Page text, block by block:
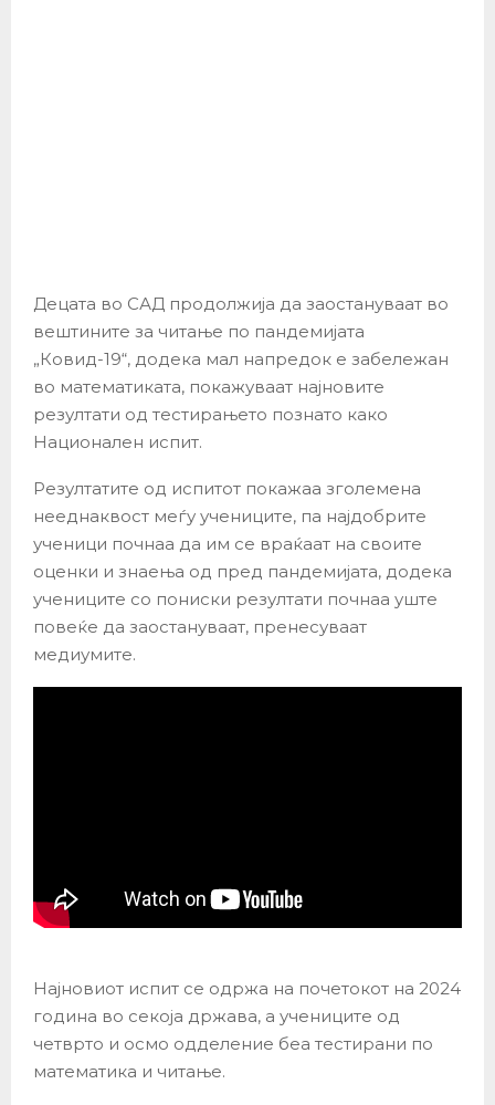
Децата во САД продолжија да заостануваат во
вештините за читање по пандемијата
„Ковид-19“, додека мал напредок е забележан
во математиката, покажуваат најновите
резултати од тестирањето познато како
Национален испит.
Резултатите од испитот покажаа зголемена
нееднаквост меѓу учениците, па најдобрите
ученици почнаа да им се враќаат на своите
оценки и знаења од пред пандемијата, додека
учениците со пониски резултати почнаа уште
повеќе да заостануваат, пренесуваат
медиумите.
Најновиот испит се одржа на почетокот на 2024
година во секоја држава, а учениците од
четврто и осмо одделение беа тестирани по
математика и читање.